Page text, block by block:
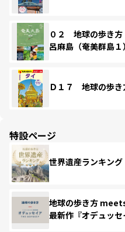
０２ 地球の歩き
呂麻島（奄美群島
Ｄ１７ 地球の歩
特設ページ
世界遺産ランキング
地球の歩き方
最新作『オデュッセ